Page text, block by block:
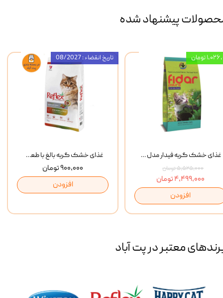
پیشنهاد شده
غذای خشک گربه بالغ با طعم مرغ و برنج رفلکس Reflex Multi Color Chicken And Rice وزن 1 کیلوگرم
۹۰۰,۰۰۰ تومان
افزودن
تاریخ انقضاء : 08/2027
غذای خشک گربه فیدار مدل Adult وزن 10 کیلوگرم
۵,۵۲۵,۰۰۰ تومان
۴,۴۹۹,۰۰۰ تومان
افزودن
تومان
معتبر در پت آباد